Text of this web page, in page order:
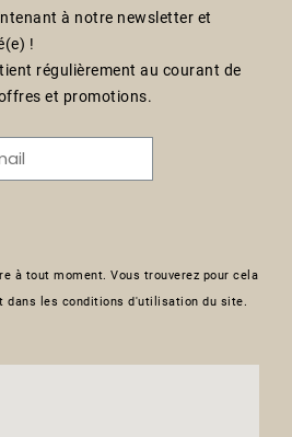
à notre newsletter et
!
régulièrement au courant de
et promotions.
à tout moment. Vous trouverez pour cela
dans les conditions d'utilisation du site.